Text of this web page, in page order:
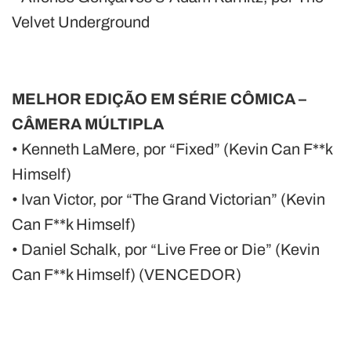
Velvet Underground
MELHOR EDIÇÃO EM SÉRIE CÔMICA –
CÂMERA MÚLTIPLA
• Kenneth LaMere, por “Fixed” (Kevin Can F**k
Himself)
• Ivan Victor, por “The Grand Victorian” (Kevin
Can F**k Himself)
• Daniel Schalk, por “Live Free or Die” (Kevin
Can F**k Himself) (VENCEDOR)